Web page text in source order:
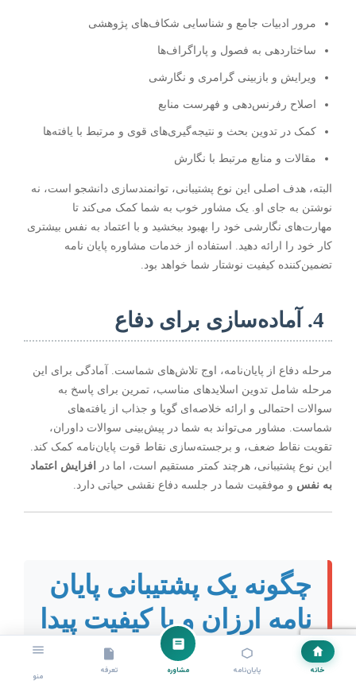
خانه پایان‌نامه مشاوره تعرفه
منو
مرور ادبیات جامع و شناسایی شکاف‌های پژوهشی
ساختاردهی به فصول و پاراگراف‌ها
ویرایش و بازبینی گرامری و نگارشی
اصلاح رفرنس‌دهی و فهرست منابع
کمک در تدوین بحث و نتیجه‌گیری‌های قوی و مرتبط با یافته‌ها
مقالات و منابع مرتبط با نگارش
البته، هدف اصلی این نوع پشتیبانی، توانمندسازی دانشجو است، نه
نوشتن به جای او. یک مشاور خوب به شما کمک می‌کند تا
مهارت‌های نگارشی خود را بهبود ببخشید و با اعتماد به نفس بیشتری
کار خود را ارائه دهید. استفاده از خدمات مشاوره پایان نامه
تضمین‌کننده کیفیت نوشتار شما خواهد بود.
4. آماده‌سازی برای دفاع
مرحله دفاع از پایان‌نامه، اوج تلاش‌های شماست. آمادگی برای این
مرحله شامل تدوین اسلایدهای مناسب، تمرین برای پاسخ به
سوالات احتمالی و ارائه خلاصه‌ای گویا و جذاب از یافته‌های
شماست. مشاور می‌تواند به شما در پیش‌بینی سوالات داوران،
تقویت نقاط ضعف، و برجسته‌سازی نقاط قوت پایان‌نامه کمک کند.
این نوع پشتیبانی، هرچند کمتر مستقیم است، اما در
افزایش اعتماد
به نفس و موفقیت شما در جلسه دفاع نقشی حیاتی دارد.
چگونه یک پشتیبانی پایان
نامه ارزان و با کیفیت پیدا
کنیم؟